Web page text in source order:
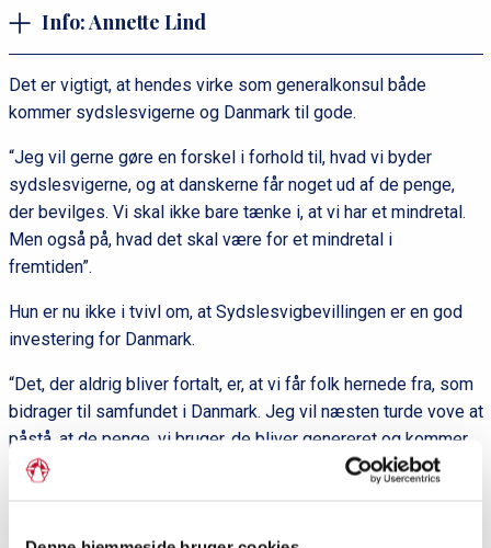
Info: Annette Lind
Det er vigtigt, at hendes virke som generalkonsul både
kommer sydslesvigerne og Danmark til gode.
“Jeg vil gerne gøre en forskel i forhold til, hvad vi byder
sydslesvigerne, og at danskerne får noget ud af de penge,
der bevilges. Vi skal ikke bare tænke i, at vi har et mindretal.
Men også på, hvad det skal være for et mindretal i
fremtiden”.
Hun er nu ikke i tvivl om, at Sydslesvigbevillingen er en god
investering for Danmark.
“Det, der aldrig bliver fortalt, er, at vi får folk hernede fra, som
bidrager til samfundet i Danmark. Jeg vil næsten turde vove at
påstå, at de penge, vi bruger, de bliver genereret og kommer
tilbage. Vi får virkelig noget for pengene. Det kunne være
Da Annette Lind blev interviewet på scenen i Sydslesvigteltet